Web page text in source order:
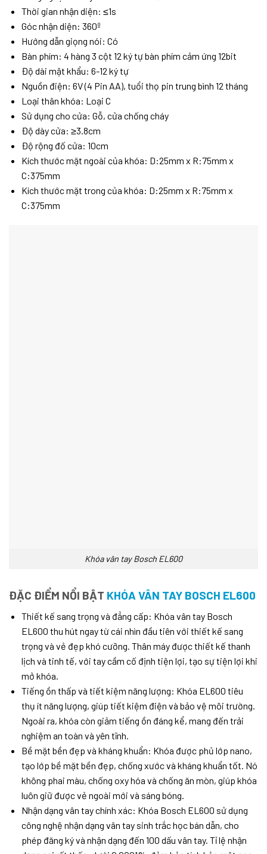
Thời gian nhận diện: ≤1s
Góc nhận diện: 360º
Hướng dẫn giọng nói: Có
Bàn phím: 4 hàng 3 cột 12 ký tự bàn phím cảm ứng 12bit
Độ dài mật khẩu: 6-12 ký tự
Nguồn điện: 6V (4 Pin AA), tuổi thọ pin trung bình 12 tháng
Loại thân khóa: Loại C
Sử dụng cho cửa: Gỗ, cửa chống cháy
Độ dày cửa: ≥3.8cm
Độ rộng đố cửa: 10cm
Kích thước mặt ngoài của khóa: D:25mm x R:75mm x
C:375mm
Kích thước mặt trong của khóa: D:25mm x R:75mm x
C:375mm
Khóa vân tay Bosch EL600
ĐẶC ĐIỂM NỔI BẬT KHÓA VÂN TAY BOSCH EL600
Thiết kế sang trọng và đẳng cấp: Khóa vân tay Bosch
EL600 thu hút ngay từ cái nhìn đầu tiên với thiết kế sang
trọng và vẻ đẹp khó cưỡng. Thân máy được thiết kế thanh
lịch và tinh tế, với tay cầm cố định tiện lợi, tạo sự tiện lợi khi
mở khóa.
Tiếng ồn thấp và tiết kiệm năng lượng: Khóa EL600 tiêu
thụ ít năng lượng, giúp tiết kiệm điện và bảo vệ môi trường.
Ngoài ra, khóa còn giảm tiếng ồn đáng kể, mang đến trải
nghiệm an toàn và yên tĩnh.
Bề mặt bền đẹp và kháng khuẩn: Khóa được phủ lớp nano,
tạo lớp bề mặt bền đẹp, chống xước và kháng khuẩn tốt. Nó
không phai màu, chống oxy hóa và chống ăn mòn, giúp khóa
luôn giữ được vẻ ngoài mới và sáng bóng.
Nhận dạng vân tay chính xác: Khóa Bosch EL600 sử dụng
công nghệ nhận dạng vân tay sinh trắc học bán dẫn, cho
phép đăng ký và nhận dạng đến 100 dấu vân tay. Tỉ lệ nhận